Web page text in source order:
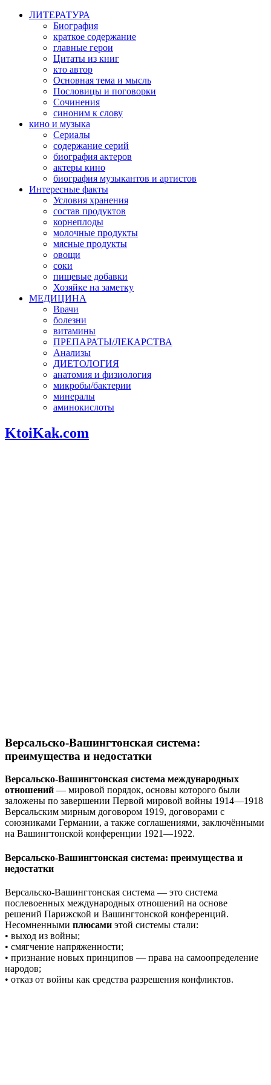
ЛИТЕРАТУРА
Биография
краткое содержание
главные герои
Цитаты из книг
кто автор
Основная тема и мысль
Пословицы и поговорки
Сочинения
синоним к слову
кино и музыка
Сериалы
содержание серий
биография актеров
актеры кино
биография музыкантов и артистов
Интересные факты
Условия хранения
состав продуктов
корнеплоды
молочные продукты
мясные продукты
овощи
соки
пищевые добавки
Хозяйке на заметку
МЕДИЦИНА
Врачи
болезни
витамины
ПРЕПАРАТЫ/ЛЕКАРСТВА
Анализы
ДИЕТОЛОГИЯ
анатомия и физиология
микробы/бактерии
минералы
аминокислоты
KtoiKak.com
Версальско-Вашингтонская система:
преимущества и недостатки
Версальско-Вашингтонская система международных
отношений — мировой порядок, основы которого были
заложены по завершении Первой мировой войны 1914—1918
Версальским мирным договором 1919, договорами с
союзниками Германии, а также соглашениями, заключёнными
на Вашингтонской конференции 1921—1922.
Версальско-Вашингтонская система: преимущества и
недостатки
Версальско-Вашингтонская система — это система
послевоенных международных отношений на основе
решений Парижской и Вашингтонской конференций.
Несомненными плюсами этой системы стали:
• выход из войны;
• смягчение напряженности;
• признание новых принципов — права на самоопределение
народов;
• отказ от войны как средства разрешения конфликтов.